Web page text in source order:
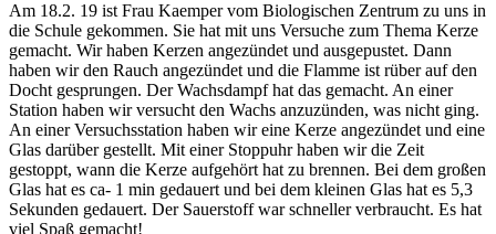
Am 18.2. 19 ist Frau Kaemper vom Biologischen Zentrum zu uns in
die Schule gekommen. Sie hat mit uns Versuche zum Thema Kerze
gemacht. Wir haben Kerzen angezündet und ausgepustet. Dann
haben wir den Rauch angezündet und die Flamme ist rüber auf den
Docht gesprungen. Der Wachsdampf hat das gemacht. An einer
Station haben wir versucht den Wachs anzuzünden, was nicht ging.
An einer Versuchsstation haben wir eine Kerze angezündet und eine
Glas darüber gestellt. Mit einer Stoppuhr haben wir die Zeit
gestoppt, wann die Kerze aufgehört hat zu brennen. Bei dem großen
Glas hat es ca- 1 min gedauert und bei dem kleinen Glas hat es 5,3
Sekunden gedauert. Der Sauerstoff war schneller verbraucht. Es hat
viel Spaß gemacht!